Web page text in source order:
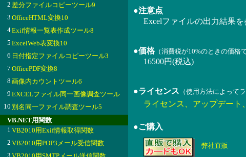
2 差分ファイルコピーツール9
3 OfficeHTML変換10
4Exif情報一覧表作成ツール8
5 ExcelWeb表変換10
6 日付指定ファイルコピーツール3
7 OfficePDF変換8
8 画像内カウントツール6
9 EXCELファイル同一画像調査ツール
10 別名同一ファイル調査ツール5
VB.NET用関数
1 VB2010用Exif情報取得関数
2 VB2010用POP3メール受信関数
3
●注意点
Excelファイルの出力結果を
●価格（消費税が10%のときの価格
16500円(税込)
●ライセンス （使用方法によって
ライセンス、アップデート
●ご購入
弊社直販